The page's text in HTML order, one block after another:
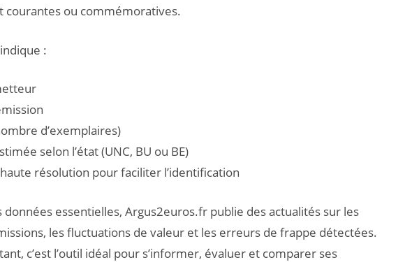
courantes ou commémoratives.
:
d’exemplaires)
selon l’état (UNC, BU ou BE)
résolution pour faciliter l’identification
données essentielles, Argus2euros.fr publie des actualités sur les
les fluctuations de valeur et les erreurs de frappe détectées.
c’est l’outil idéal pour s’informer, évaluer et comparer ses